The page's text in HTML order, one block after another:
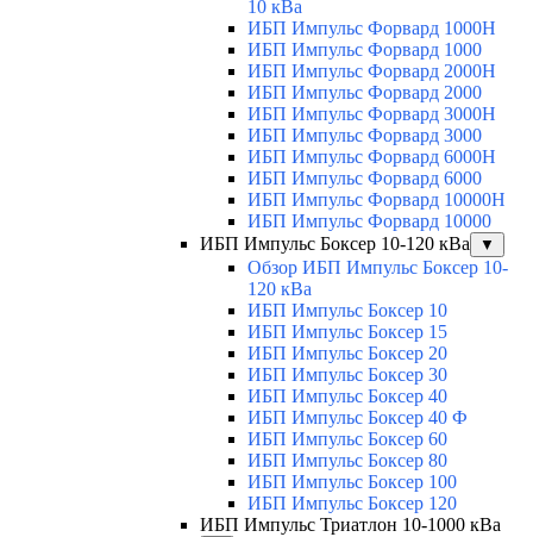
10 кВа
ИБП Импульс Форвард 1000H
ИБП Импульс Форвард 1000
ИБП Импульс Форвард 2000H
ИБП Импульс Форвард 2000
ИБП Импульс Форвард 3000H
ИБП Импульс Форвард 3000
ИБП Импульс Форвард 6000H
ИБП Импульс Форвард 6000
ИБП Импульс Форвард 10000H
ИБП Импульс Форвард 10000
ИБП Импульс Боксер 10-120 кВа
▼
Обзор ИБП Импульс Боксер 10-
120 кВа
ИБП Импульс Боксер 10
ИБП Импульс Боксер 15
ИБП Импульс Боксер 20
ИБП Импульс Боксер 30
ИБП Импульс Боксер 40
ИБП Импульс Боксер 40 Ф
ИБП Импульс Боксер 60
ИБП Импульс Боксер 80
ИБП Импульс Боксер 100
ИБП Импульс Боксер 120
ИБП Импульс Триатлон 10-1000 кВа